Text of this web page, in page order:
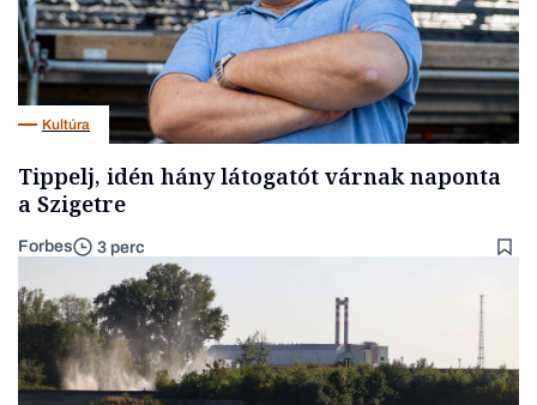
Kultúra
Tippelj, idén hány látogatót várnak naponta
a Szigetre
Forbes 3 perc